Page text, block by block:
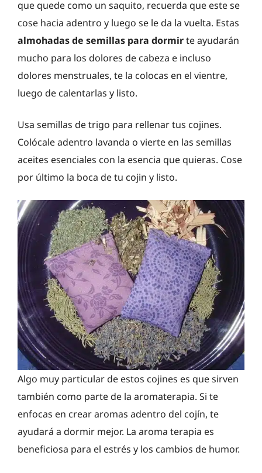
que quede como un saquito, recuerda que este se
cose hacia adentro y luego se le da la vuelta. Estas
almohadas de semillas para dormirte ayudarán
mucho para los dolores de cabeza e incluso
dolores menstruales, te la colocas en el vientre,
luego de calentarlas y listo.
Usa semillas de trigo para rellenar tus cojines.
Colócale adentro lavanda o vierte en las semillas
aceites esenciales con la esencia que quieras. Cose
por último la boca de tu cojin y listo.
Algo muy particular de estos cojines es que sirven
también como parte de la aromaterapia. Si te
enfocas en crear aromas adentro del cojín, te
ayudará a dormir mejor. La aroma terapia es
beneficiosa para el estrés y los cambios de humor.